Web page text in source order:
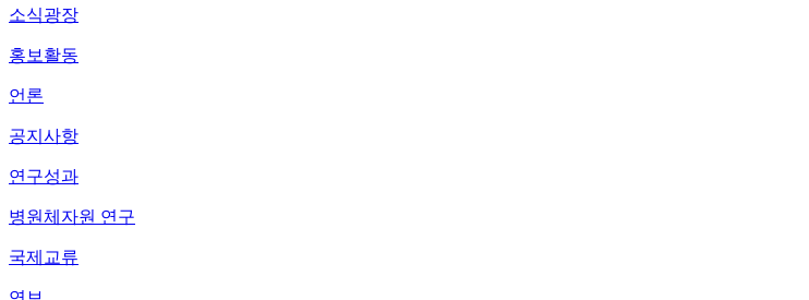
소식광장
홍보활동
언론
공지사항
연구성과
병원체자원 연구
국제교류